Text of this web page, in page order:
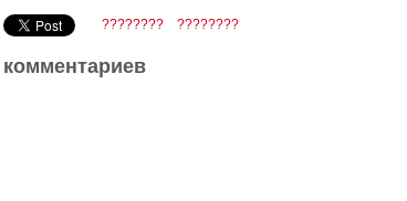
???????? ????????
комментариев